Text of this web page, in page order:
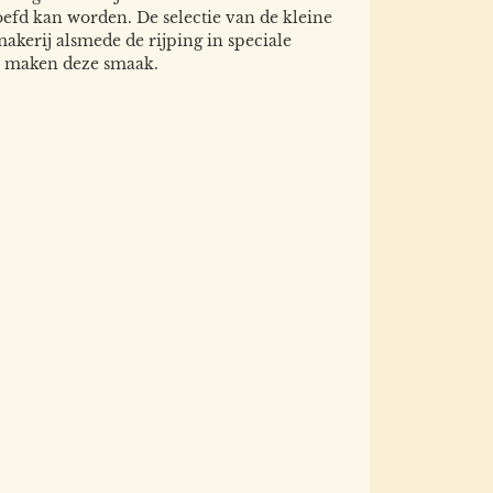
kan worden. De selectie van de kleine
alsmede de rijping in speciale
maken deze smaak.